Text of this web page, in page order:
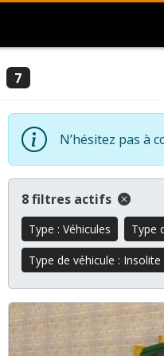
7
N’hésitez pas à
8 filtres actifs
Type : Véhicules Type
Type de véhicule : Insolite